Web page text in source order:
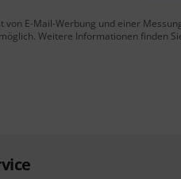
von E-Mail-Werbung und einer
Weitere Informationen finden